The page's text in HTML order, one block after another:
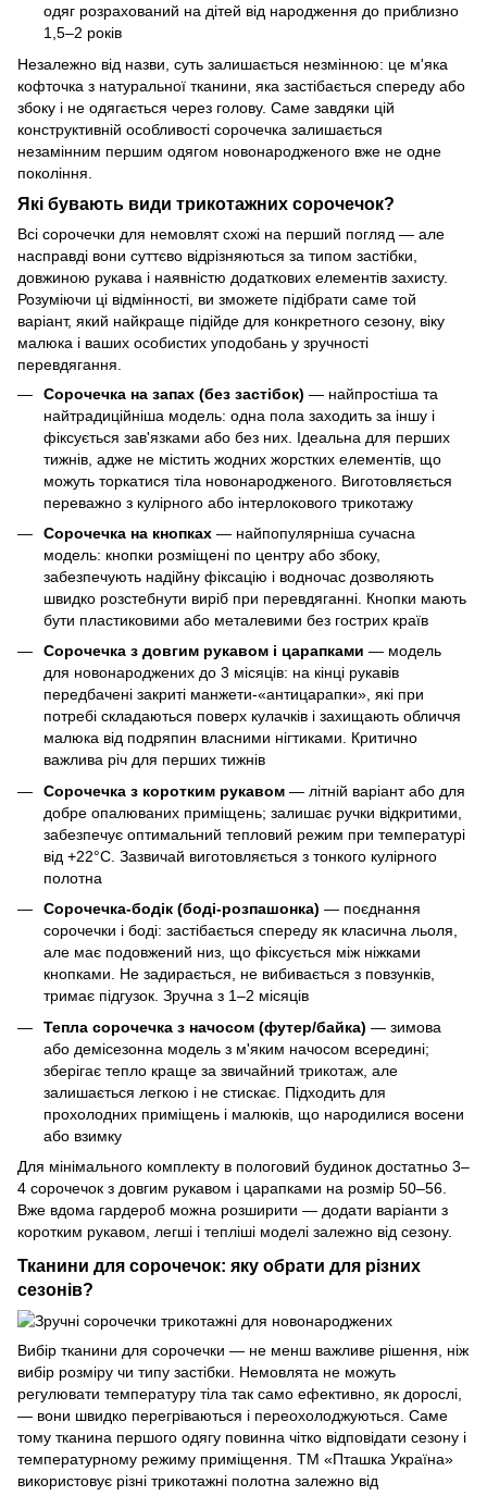
одяг розрахований на дітей від народження до приблизно
1,5–2 років
Незалежно від назви, суть залишається незмінною: це м'яка
кофточка з натуральної тканини, яка застібається спереду або
збоку і не одягається через голову. Саме завдяки цій
конструктивній особливості сорочечка залишається
незамінним першим одягом новонародженого вже не одне
покоління.
Які бувають види трикотажних сорочечок?
Всі сорочечки для немовлят схожі на перший погляд — але
насправді вони суттєво відрізняються за типом застібки,
довжиною рукава і наявністю додаткових елементів захисту.
Розуміючи ці відмінності, ви зможете підібрати саме той
варіант, який найкраще підійде для конкретного сезону, віку
малюка і ваших особистих уподобань у зручності
перевдягання.
Сорочечка на запах (без застібок) — найпростіша та
найтрадиційніша модель: одна пола заходить за іншу і
фіксується зав'язками або без них. Ідеальна для перших
тижнів, адже не містить жодних жорстких елементів, що
можуть торкатися тіла новонародженого. Виготовляється
переважно з кулірного або інтерлокового трикотажу
Сорочечка на кнопках — найпопулярніша сучасна
модель: кнопки розміщені по центру або збоку,
забезпечують надійну фіксацію і водночас дозволяють
швидко розстебнути виріб при перевдяганні. Кнопки мають
бути пластиковими або металевими без гострих країв
Сорочечка з довгим рукавом і царапками — модель
для новонароджених до 3 місяців: на кінці рукавів
передбачені закриті манжети-«антицарапки», які при
потребі складаються поверх кулачків і захищають обличчя
малюка від подряпин власними нігтиками. Критично
важлива річ для перших тижнів
Сорочечка з коротким рукавом — літній варіант або для
добре опалюваних приміщень; залишає ручки відкритими,
забезпечує оптимальний тепловий режим при температурі
від +22°C. Зазвичай виготовляється з тонкого кулірного
полотна
Сорочечка-бодік (боді-розпашонка) — поєднання
сорочечки і боді: застібається спереду як класична льоля,
але має подовжений низ, що фіксується між ніжками
кнопками. Не задирається, не вибивається з повзунків,
тримає підгузок. Зручна з 1–2 місяців
Тепла сорочечка з начосом (футер/байка) — зимова
або демісезонна модель з м'яким начосом всередині;
зберігає тепло краще за звичайний трикотаж, але
залишається легкою і не стискає. Підходить для
прохолодних приміщень і малюків, що народилися восени
або взимку
Для мінімального комплекту в пологовий будинок достатньо 3–
4 сорочечок з довгим рукавом і царапками на розмір 50–56.
Вже вдома гардероб можна розширити — додати варіанти з
коротким рукавом, легші і тепліші моделі залежно від сезону.
Тканини для сорочечок: яку обрати для різних
сезонів?
Вибір тканини для сорочечки — не менш важливе рішення, ніж
вибір розміру чи типу застібки. Немовлята не можуть
регулювати температуру тіла так само ефективно, як дорослі,
— вони швидко перегріваються і переохолоджуються. Саме
тому тканина першого одягу повинна чітко відповідати сезону і
температурному режиму приміщення. ТМ «Пташка Україна»
використовує різні трикотажні полотна залежно від